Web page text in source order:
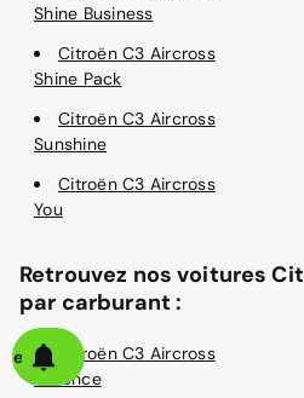
Shine Business
Citroën C3 Aircross
Shine Pack
Citroën C3 Aircross
Sunshine
Citroën C3 Aircross
You
Retrouvez nos voitures
par carburant :
Citroën C3 Aircross
Essence